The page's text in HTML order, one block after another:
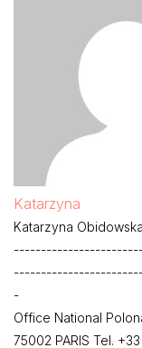
Katarzyna
Katarzyna
-
Office National
75002 PARIS Tel.